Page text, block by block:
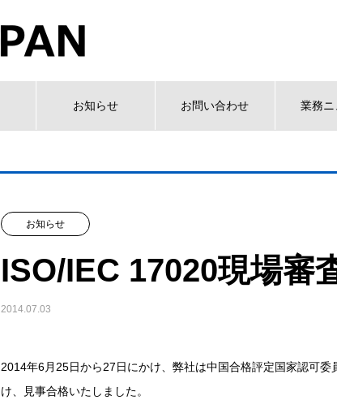
お知らせ お問い合わせ 業務
お知らせ
ISO/IEC 17020現場審
2014.07.03
2014年6月25日から27日にかけ、弊社は中国合格評定国家認可
け、見事合格いたしました。